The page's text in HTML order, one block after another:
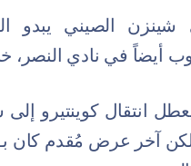
شينزن الصيني
أيضاً في نادي النصر،
انتقال كوينتيرو إلى